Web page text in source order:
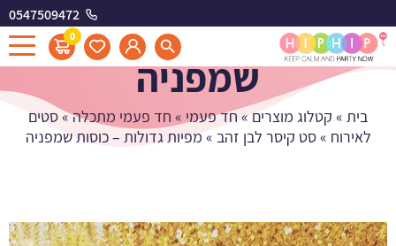
0547509472
0
מפיות גדולות - כוסות
שמפניה
בית » קטלוג מוצרים »חד פעמי » חד פעמי מתכלה»סטים
לאירוח »סט קיסר לבן זהב » מפיות גדולות – כוסות שמפניה